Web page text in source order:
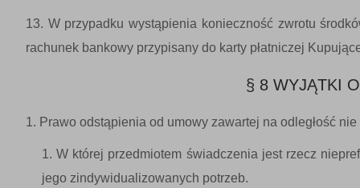
W przypadku wystąpienia konieczność zwrotu
rachunek bankowy przypisany do karty płatniczej
§ 8 WYJĄTKI
Prawo odstąpienia od umowy zawartej na odległość
W której przedmiotem świadczenia jest rzecz
jego zindywidualizowanych potrzeb.